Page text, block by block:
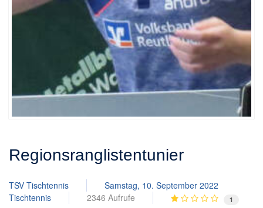
Regionsranglistentunier
TSV Tischtennis
Samstag, 10. September 2022
Tischtennis
2346 Aufrufe 1